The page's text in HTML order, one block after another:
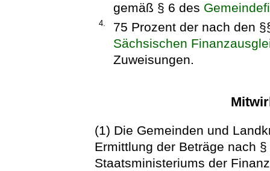
gemäß § 6 des
4.
75 Prozent der nach den
Sächsischen
Zuweisungen.
(1) Die Gemeinden und
Ermittlung der Beträge nach
Staatsministeriums der